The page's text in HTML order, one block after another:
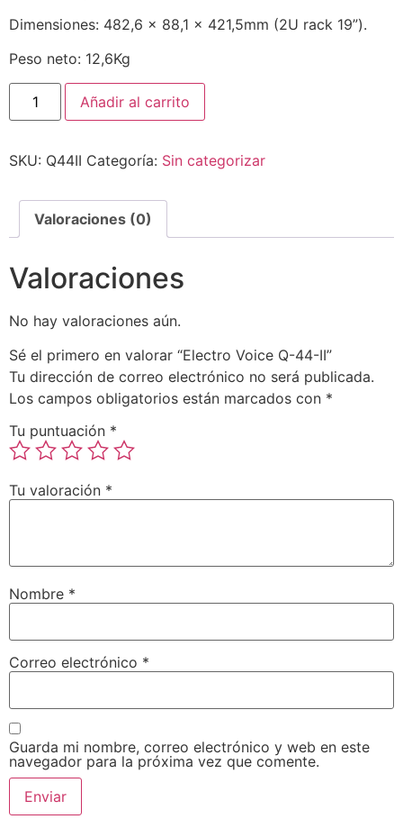
Dimensiones: 482,6 x 88,1 x 421,5mm (2U rack 19”).
Peso neto: 12,6Kg
Añadir al carrito
SKU: Q44II Categoría: Sin categorizar
Valoraciones (0)
Valoraciones
No hay valoraciones aún.
Sé el primero en valorar “Electro Voice Q-44-II”
Tu dirección de correo electrónico no será publicada.
Los campos obligatorios están marcados con *
Tu puntuación *
Tu valoración *
Nombre *
Correo electrónico *
Guarda mi nombre, correo electrónico y web en este
navegador para la próxima vez que comente.